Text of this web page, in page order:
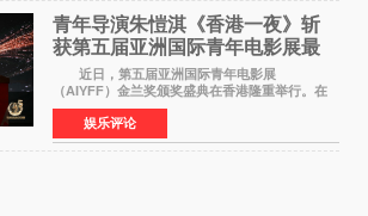
青年导演朱愷淇《香港一夜》斩
获第五届亚洲国际青年电影展最
佳剧本改编奖
近日，第五届亚洲国际青年电影展
（AIYFF）金兰奖颁奖盛典在香港隆重举行。在
这场汇聚数百位海内外电影人、文化界人士及媒
体代表的亚洲青年影视盛会上，香港本土电影
《香港一夜》（Dawn in Ho
娱乐评论